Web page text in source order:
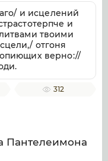
и исцелений
и
твоими
отгоня
верно://
312
Пантелеимона